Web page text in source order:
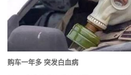
购车一年多 突发白血病